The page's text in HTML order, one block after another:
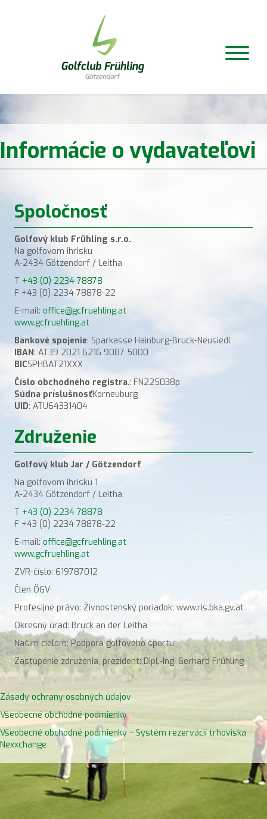
Informácie o vydavateľovi
Spoločnosť
Golfový klub Frühling s.r.o.
Na golfovom ihrisku
A-2434 Götzendorf / Leitha
T +43 (0) 2234 78878
F +43 (0) 2234 78878-22
E-mail: office@gcfruehling.at
www.gcfruehling.at
Bankové spojenie: Sparkasse Hainburg-Bruck-Neusiedl
IBAN: AT39 2021 6216 9087 5000
BICSPHBAT21XXX
Číslo obchodného registra.: FN225038p
Súdna príslušnosťKorneuburg
UID: ATU64331404
Združenie
Golfový klub Jar / Götzendorf
Na golfovom ihrisku 1
A-2434 Götzendorf / Leitha
T +43 (0) 2234 78878
F +43 (0) 2234 78878-22
E-mail: office@gcfruehling.at
www.gcfruehling.at
ZVR-číslo: 619787012
Člen ÖGV
Profesijné právo: Živnostenský poriadok: www.ris.bka.gv.at
Okresný úrad: Bruck an der Leitha
Našim cieľom: Podpora golfového športu
Zastúpenie združenia, prezident: Dipl.-Ing. Gerhard Frühling
Zásady ochrany osobných údajov
Všeobecné obchodné podmienky
Všeobecné obchodné podmienky – Systém rezervácií trhoviska
Nexxchange